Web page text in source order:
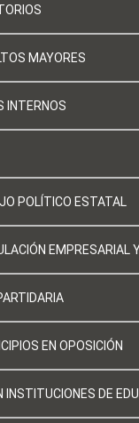
MAYORES
INTERNOS
POLÍTICO ESTATAL
EMPRESARIAL
EN OPOSICIÓN
DE